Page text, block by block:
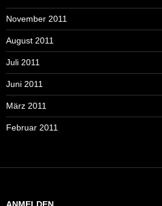
November 2011
August 2011
Juli 2011
Juni 2011
März 2011
Februar 2011